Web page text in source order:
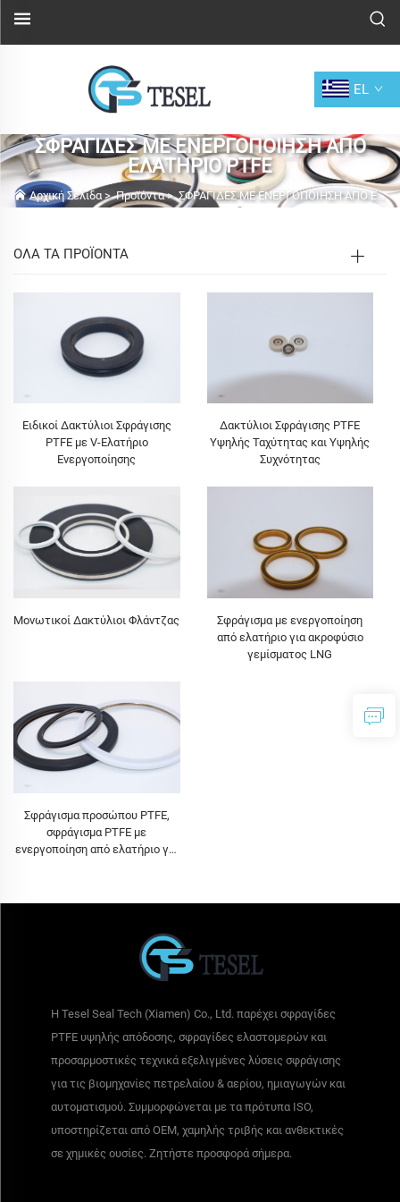
EL
ΣΦΡΑΓΙΔΕΣ ΜΕ ΕΝΕΡΓΟΠΟΙΗΣΗ ΑΠΟ
ΕΛΑΤΗΡΙΟ PTFE
Αρχική Σελίδα>Προϊόντα>ΣΦΡΑΓΙΔΕΣ ΜΕ ΕΝΕΡΓΟΠΟΙΗΣΗ ΑΠΟ ΕΛΑΤΗΡΙΟ PTFE
ΟΛΑ ΤΑ ΠΡΟΪΟΝΤΑ
Ειδικοί Δακτύλιοι Σφράγισης
PTFE με V-Ελατήριο
Ενεργοποίησης
Δακτύλιοι Σφράγισης PTFE
Υψηλής Ταχύτητας και Υψηλής
Συχνότητας
Μονωτικοί Δακτύλιοι Φλάντζας
Σφράγισμα με ενεργοποίηση
από ελατήριο για ακροφύσιο
γεμίσματος LNG
Σφράγισμα προσώπου PTFE,
σφράγισμα PTFE με
ενεργοποίηση από ελατήριο για
Η Tesel Seal Tech (Xiamen) Co., Ltd. παρέχει σφραγίδες
PTFE υψηλής απόδοσης, σφραγίδες ελαστομερών και
προσαρμοστικές τεχνικά εξελιγμένες λύσεις σφράγισης
για τις βιομηχανίες πετρελαίου & αερίου, ημιαγωγών και
αυτοματισμού. Συμμορφώνεται με τα πρότυπα ISO,
υποστηρίζεται από OEM, χαμηλής τριβής και ανθεκτικές
σε χημικές ουσίες. Ζητήστε προσφορά σήμερα.